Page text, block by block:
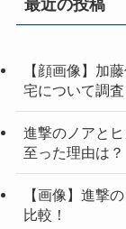
最近の投稿
【顔画像】加
宅について調査
進撃のノアと
至った理由は？
【画像】進撃
比較！